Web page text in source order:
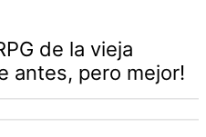
de la vieja
antes, pero mejor!